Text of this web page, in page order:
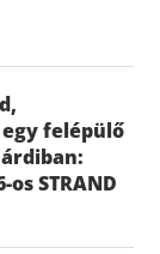
felépülő
os STRAND